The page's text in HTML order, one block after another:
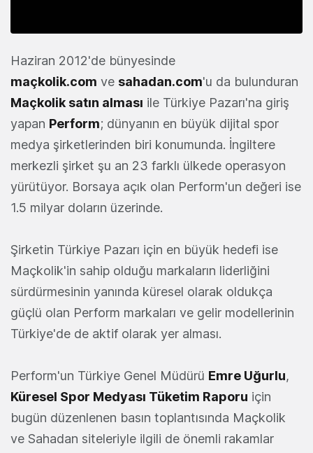
Haziran 2012'de bünyesinde
maçkolik.com ve sahadan.com'u da bulunduran
Maçkolik satın alması ile Türkiye Pazarı'na giriş
yapan Perform; dünyanın en büyük dijital spor
medya şirketlerinden biri konumunda. İngiltere
merkezli şirket şu an 23 farklı ülkede operasyon
yürütüyor. Borsaya açık olan Perform'un değeri ise
1.5 milyar doların üzerinde.
Şirketin Türkiye Pazarı için en büyük hedefi ise
Maçkolik'in sahip olduğu markaların liderliğini
sürdürmesinin yanında küresel olarak oldukça
güçlü olan Perform markaları ve gelir modellerinin
Türkiye'de de aktif olarak yer alması.
Perform'un Türkiye Genel Müdürü Emre Uğurlu,
Küresel Spor Medyası Tüketim Raporu için
bugün düzenlenen basın toplantısında Maçkolik
ve Sahadan siteleriyle ilgili de önemli rakamlar